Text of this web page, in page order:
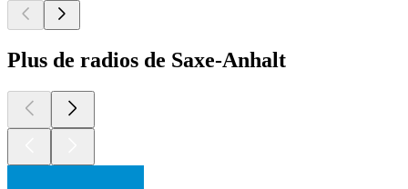
Plus de radios de Saxe-Anhalt